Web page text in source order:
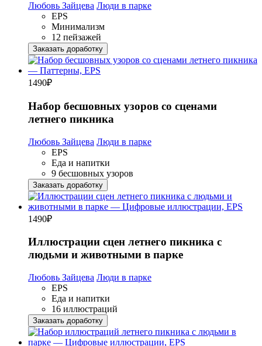
Любовь Зайцева Люди в парке
EPS
Минимализм
12 пейзажей
Заказать доработку
1490₽
Набор бесшовных узоров со сценами
летнего пикника
Любовь Зайцева Люди в парке
EPS
Еда и напитки
9 бесшовных узоров
Заказать доработку
1490₽
Иллюстрации сцен летнего пикника с
людьми и животными в парке
Любовь Зайцева Люди в парке
EPS
Еда и напитки
16 иллюстраций
Заказать доработку